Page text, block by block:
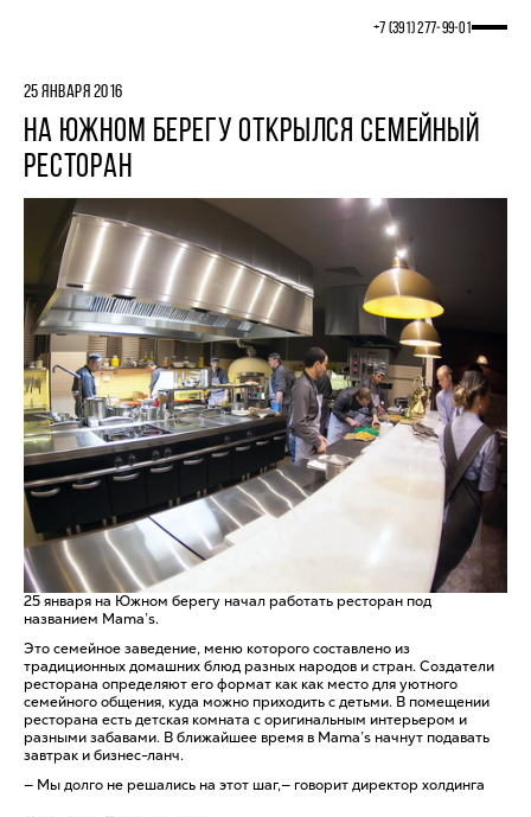
+7 (391) 277‒99‒01
25 ЯНВАРЯ 2016
НА ЮЖНОМ БЕРЕГУ ОТКРЫЛСЯ СЕМЕЙНЫЙ
РЕСТОРАН
25 января на Южном берегу начал работать ресторан под
названием Mama’s.
Это семейное заведение, меню которого составлено из
традиционных домашних блюд разных народов и стран. Создатели
ресторана определяют его формат как как место для уютного
семейного общения, куда можно приходить с детьми. В помещении
ресторана есть детская комната с оригинальным интерьером и
разными забавами. В ближайшее время в Mama’s начнут подавать
завтрак и бизнес-ланч.
— Мы долго не решались на этот шаг,— говорит директор холдинга